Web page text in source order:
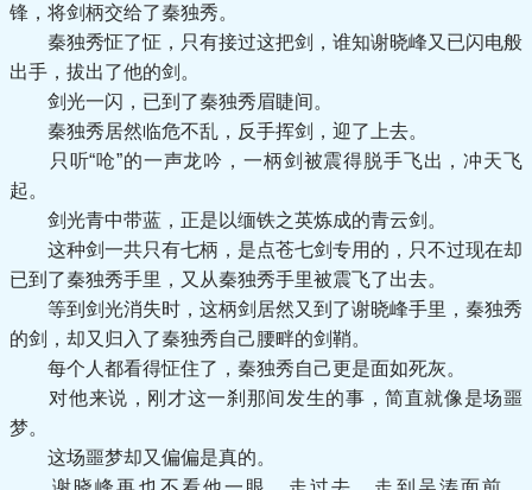
锋，将剑柄交给了秦独秀。
秦独秀怔了怔，只有接过这把剑，谁知谢晓峰又已闪电般
出手，拔出了他的剑。
剑光一闪，已到了秦独秀眉睫间。
秦独秀居然临危不乱，反手挥剑，迎了上去。
只听“呛”的一声龙吟，一柄剑被震得脱手飞出，冲天飞
起。
剑光青中带蓝，正是以缅铁之英炼成的青云剑。
这种剑一共只有七柄，是点苍七剑专用的，只不过现在却
已到了秦独秀手里，又从秦独秀手里被震飞了出去。
等到剑光消失时，这柄剑居然又到了谢晓峰手里，秦独秀
的剑，却又归入了秦独秀自己腰畔的剑鞘。
每个人都看得怔住了，秦独秀自己更是面如死灰。
对他来说，刚才这一刹那间发生的事，简直就像是场噩
梦。
这场噩梦却又偏偏是真的。